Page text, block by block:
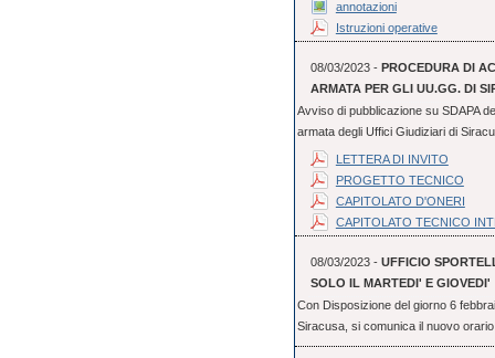
annotazioni
Istruzioni operative
08/03/2023 - PROCEDURA DI
ARMATA PER GLI UU.GG. DI
Avviso di pubblicazione su SDAPA
armata degli Uffici Giudiziari di
LETTERA DI INVITO
PROGETTO TECNICO
CAPITOLATO D'ONERI
CAPITOLATO TECNICO
08/03/2023 - UFFICIO
SOLO IL MARTEDI' E GIOVEDI'
Con Disposizione del giorno 6
Siracusa, si comunica il nuovo